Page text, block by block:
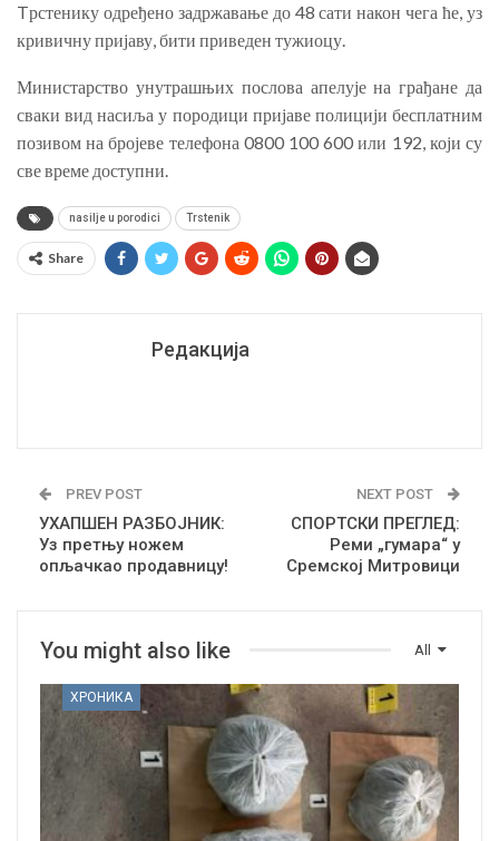
Tрстенику одређено задржавање до 48 сати након чега ће, уз
кривичну пријаву, бити приведен тужиоцу.
Министарство унутрашњих послова апелује на грађане да
сваки вид насиља у породици пријаве полицији бесплатним
позивом на бројеве телефона 0800 100 600 или 192, који су
све време доступни.
nasilje u porodici Trstenik
Share
Редакција
PREV POST
УХАПШЕН РАЗБОЈНИК:
Уз претњу ножем
опљачкао продавницу!
NEXT POST
СПОРТСКИ ПРЕГЛЕД:
Реми „гумара“ у
Сремској Митровици
All
You might also like
ХРОНИКА